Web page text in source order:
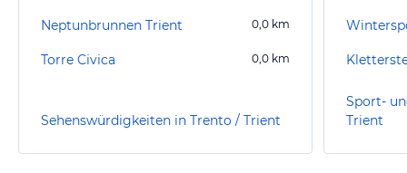
Neptunbrunnen Trient 0,0 km
Torre Civica 0,0 km
Sehenswürdigkeiten in Trento / Trient
Sport-
Trient